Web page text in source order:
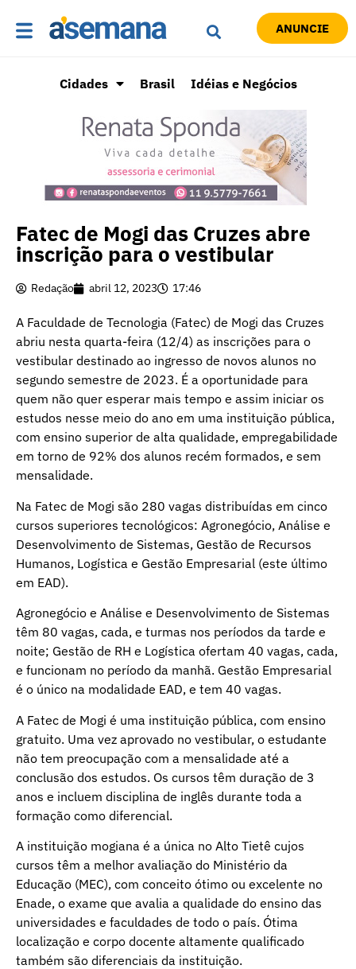
ANUNCIE
Cidades Brasil Idéias e Negócios
Fatec de Mogi das Cruzes abre
inscrição para o vestibular
Redação abril 12, 2023 17:46
A Faculdade de Tecnologia (Fatec) de Mogi das Cruzes
abriu nesta quarta-feira (12/4) as inscrições para o
vestibular destinado ao ingresso de novos alunos no
segundo semestre de 2023. É a oportunidade para
quem não quer esperar mais tempo e assim iniciar os
estudos nesse meio do ano em uma instituição pública,
com ensino superior de alta qualidade, empregabilidade
em torno de 92% dos alunos recém formados, e sem
mensalidade.
Na Fatec de Mogi são 280 vagas distribuídas em cinco
cursos superiores tecnológicos: Agronegócio, Análise e
Desenvolvimento de Sistemas, Gestão de Recursos
Humanos, Logística e Gestão Empresarial (este último
em EAD).
Agronegócio e Análise e Desenvolvimento de Sistemas
têm 80 vagas, cada, e turmas nos períodos da tarde e
noite; Gestão de RH e Logística ofertam 40 vagas, cada,
e funcionam no período da manhã. Gestão Empresarial
é o único na modalidade EAD, e tem 40 vagas.
A Fatec de Mogi é uma instituição pública, com ensino
gratuito. Uma vez aprovado no vestibular, o estudante
não tem preocupação com a mensalidade até a
conclusão dos estudos. Os cursos têm duração de 3
anos e incluem disciplina de inglês durante toda a
formação como diferencial.
A instituição mogiana é a única no Alto Tietê cujos
cursos têm a melhor avaliação do Ministério da
Educação (MEC), com conceito ótimo ou excelente no
Enade, o exame que avalia a qualidade do ensino das
universidades e faculdades de todo o país. Ótima
localização e corpo docente altamente qualificado
também são diferenciais da instituição.